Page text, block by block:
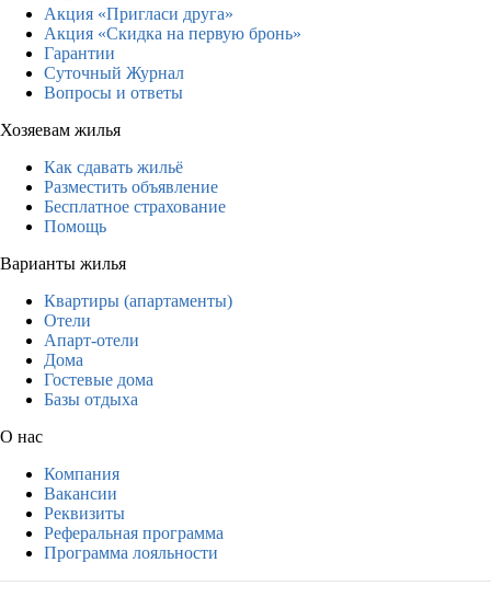
Акция «Пригласи друга»
Акция «Скидка на первую бронь»
Гарантии
Суточный Журнал
Вопросы и ответы
Хозяевам жилья
Как сдавать жильё
Разместить объявление
Бесплатное страхование
Помощь
Варианты жилья
Квартиры (апартаменты)
Отели
Апарт-отели
Дома
Гостевые дома
Базы отдыха
О нас
Компания
Вакансии
Реквизиты
Реферальная программа
Программа лояльности